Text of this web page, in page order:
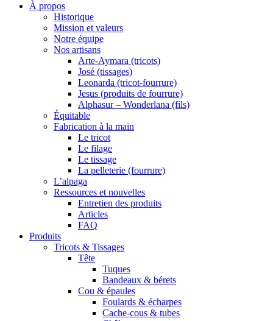
À propos
Historique
Mission et valeurs
Notre équipe
Nos artisans
Arte-Aymara (tricots)
José (tissages)
Leonarda (tricot-fourrure)
Jesus (produits de fourrure)
Alphasur – Wonderlana (fils)
Équitable
Fabrication à la main
Le tricot
Le filage
Le tissage
La pelleterie (fourrure)
L’alpaga
Ressources et nouvelles
Entretien des produits
Articles
FAQ
Produits
Tricots & Tissages
Tête
Tuques
Bandeaux & bérets
Cou & épaules
Foulards & écharpes
Cache-cous & tubes